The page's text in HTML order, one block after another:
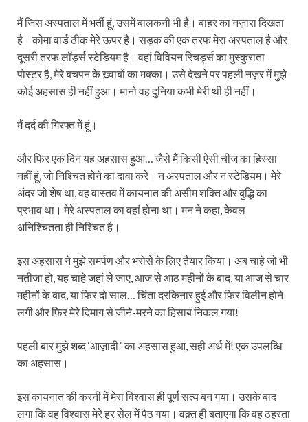
मैं जिस अस्पताल में भर्ती हूं, उसमें बालकनी भी है। बाहर का नज़ारा दिखता
है। कोमा वार्ड ठीक मेरे ऊपर है। सड़क की एक तरफ मेरा अस्पताल है और
दूसरी तरफ लॉर्ड्स स्टेडियम है। वहां विवियन रिचर्ड्स का मुस्कुराता
पोस्टर है, मेरे बचपन के ख़्वाबों का मक्का। उसे देखने पर पहली नज़र में मुझे
कोई अहसास ही नहीं हुआ। मानो वह दुनिया कभी मेरी थी ही नहीं।
मैं दर्द की गिरफ्त में हूं।
और फिर एक दिन यह अहसास हुआ… जैसे मैं किसी ऐसी चीज का हिस्सा
नहीं हूं, जो निश्चित होने का दावा करे। न अस्पताल और न स्टेडियम। मेरे
अंदर जो शेष था, वह वास्तव में कायनात की असीम शक्ति और बुद्धि का
प्रभाव था। मेरे अस्पताल का वहां होना था। मन ने कहा, केवल
अनिश्चितता ही निश्चित है।
इस अहसास ने मुझे समर्पण और भरोसे के लिए तैयार किया। अब चाहे जो भी
नतीजा हो, यह चाहे जहां ले जाए, आज से आठ महीनों के बाद, या आज से चार
महीनों के बाद, या फिर दो साल… चिंता दरकिनार हुई और फिर विलीन होने
लगी और फिर मेरे दिमाग से जीने-मरने का हिसाब निकल गया!
पहली बार मुझे शब्द ‘आज़ादी ‘ का अहसास हुआ, सही अर्थ में! एक उपलब्धि
का अहसास।
इस कायनात की करनी में मेरा विश्वास ही पूर्ण सत्य बन गया। उसके बाद
लगा कि वह विश्वास मेरे हर सेल में पैठ गया। वक़्त ही बताएगा कि वह ठहरता